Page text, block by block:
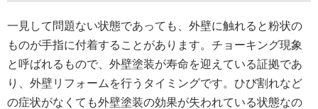
一見して問題ない状態であっても、外壁に触れると粉状の
ものが手指に付着することがあります。チョーキング現象
と呼ばれるもので、外壁塗装が寿命を迎えている証拠であ
り、外壁リフォームを行うタイミングです。ひび割れなど
の症状がなくても外壁塗装の効果が失われている状態なの